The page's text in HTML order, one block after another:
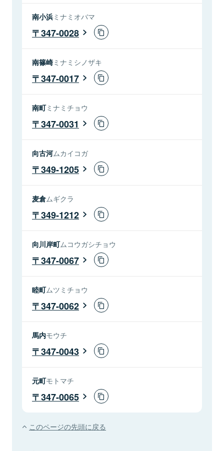
南小浜ミナミオバマ
347-0028
南篠崎ミナミシノザキ
347-0017
南町ミナミチョウ
347-0031
向古河ムカイコガ
349-1205
麦倉ムギクラ
349-1212
向川岸町ムコウガシチョウ
347-0067
睦町ムツミチョウ
347-0062
馬内モウチ
347-0043
元町モトマチ
347-0065
このページの先頭に戻る